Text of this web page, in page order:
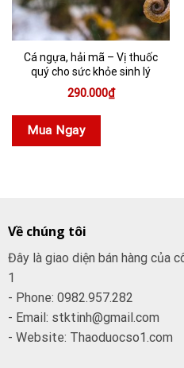
Cá ngựa, hải mã – Vị thuốc
quý cho sức khỏe sinh lý
290.000₫
Mua Ngay
Về chúng tôi
Đây là giao diện bán hàng của
1
- Phone: 0982.957.282
- Email: stktinh@gmail.com
- Website: Thaoduocso1.com